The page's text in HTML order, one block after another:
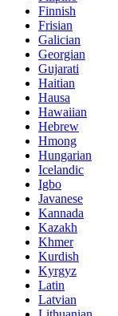
Finnish
Frisian
Galician
Georgian
Gujarati
Haitian
Hausa
Hawaiian
Hebrew
Hmong
Hungarian
Icelandic
Igbo
Javanese
Kannada
Kazakh
Khmer
Kurdish
Kyrgyz
Latin
Latvian